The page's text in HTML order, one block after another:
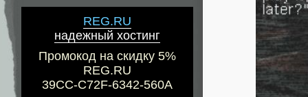
REG.RU
надежный хостинг
Промокод на скидку 5%
REG.RU
39CC-C72F-6342-560A